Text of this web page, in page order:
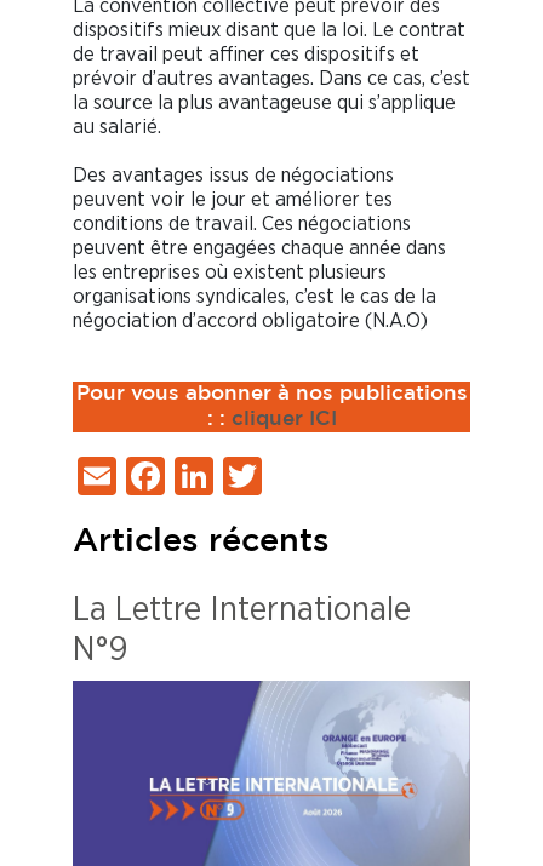
La convention collective peut prévoir des
dispositifs mieux disant que la loi. Le contrat
de travail peut affiner ces dispositifs et
prévoir d’autres avantages. Dans ce cas, c’est
la source la plus avantageuse qui s’applique
au salarié.
Des avantages issus de négociations
peuvent voir le jour et améliorer tes
conditions de travail. Ces négociations
peuvent être engagées chaque année dans
les entreprises où existent plusieurs
organisations syndicales, c’est le cas de la
négociation d’accord obligatoire (N.A.O)
Pour vous abonner à nos publications
: : cliquer ICI
EmailFacebook
LinkedIn
Articles récents
La Lettre Internationale
N°9